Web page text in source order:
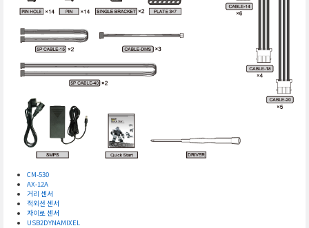
CM-530
AX-12A
거리 센서
적외선 센서
자이로 센서
USB2DYNAMIXEL